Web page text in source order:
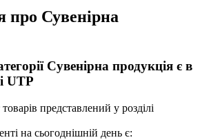
про Сувенірна
Сувенірна продукція є в
UTP
представлений у розділі
на сьогоднішній день є: